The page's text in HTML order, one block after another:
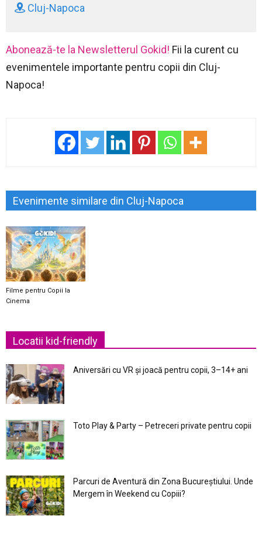
Cluj-Napoca
Abonează-te la Newsletterul Gokid! Fii la curent cu
evenimentele importante pentru copii din Cluj-
Napoca!
Evenimente similare din Cluj-Napoca
Filme pentru Copii la
Cinema
Locatii kid-friendly
Aniversări cu VR și joacă pentru copii, 3–14+ ani
Toto Play & Party – Petreceri private pentru copii
Parcuri de Aventură din Zona Bucureştiului. Unde
Mergem în Weekend cu Copiii?